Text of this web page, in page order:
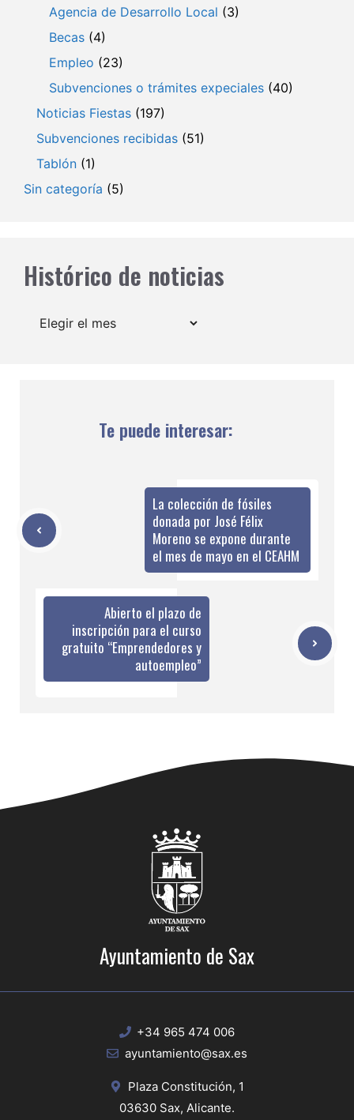
Agencia de Desarrollo Local (3)
Becas (4)
Empleo (23)
Subvenciones o trámites expeciales (40)
Noticias Fiestas (197)
Subvenciones recibidas (51)
Tablón (1)
Sin categoría (5)
Histórico de noticias
Archivos
Te puede interesar:
La colección de fósiles
donada por José Félix
Moreno se expone durante
el mes de mayo en el CEAHM
Abierto el plazo de
inscripción para el curso
gratuito “Emprendedores y
autoempleo”
Ayuntamiento de Sax
+34 965 474 006
ayuntamiento@sax.es
Plaza Constitución, 1
03630 Sax, Alicante.